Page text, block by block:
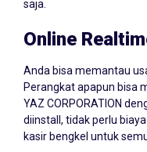
saja.
Online
Anda bisa memantau
Perangkat apapun bisa
YAZ CORPORATION
diinstall, tidak perlu
kasir bengkel untuk